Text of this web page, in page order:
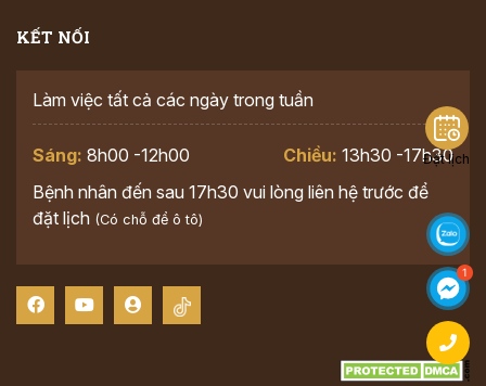
KẾT NỐI
Làm việc tất cả các ngày trong tuần
Sáng: 8h00 -12h00 Chiều: 13h30 -17h30
Bệnh nhân đến sau 17h30 vui lòng liên hệ trước để
đặt lịch (Có chỗ để ô tô)
Đặt lịch